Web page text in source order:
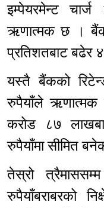
इम्पेयरमेन्ट
ऋणात्मक छ ।
प्रतिशतबाट बढेर
यस्तै बैंकको
रुपैयाँले ऋणात्मक
करोड ८७
रुपैयाँमा सीमित
तेस्रो
रुपैयाँबराबरको